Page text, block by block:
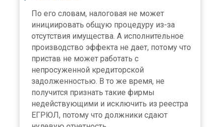
По его словам, налоговая не может
инициировать общую процедуру из-за
отсутствия имущества. А исполнительное
производство эффекта не дает, потому что
пристав не может работать с
непросуженной кредиторской
задолженностью. В то же время, не
получится признать такие фирмы
недействующими и исключить из реестра
ЕГРЮЛ, потому что должники сдают